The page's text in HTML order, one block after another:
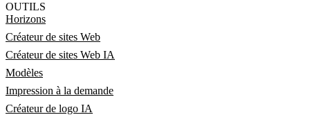
OUTILS
Horizons
Créateur de sites Web
Créateur de sites Web IA
Modèles
Impression à la demande
Créateur de logo IA